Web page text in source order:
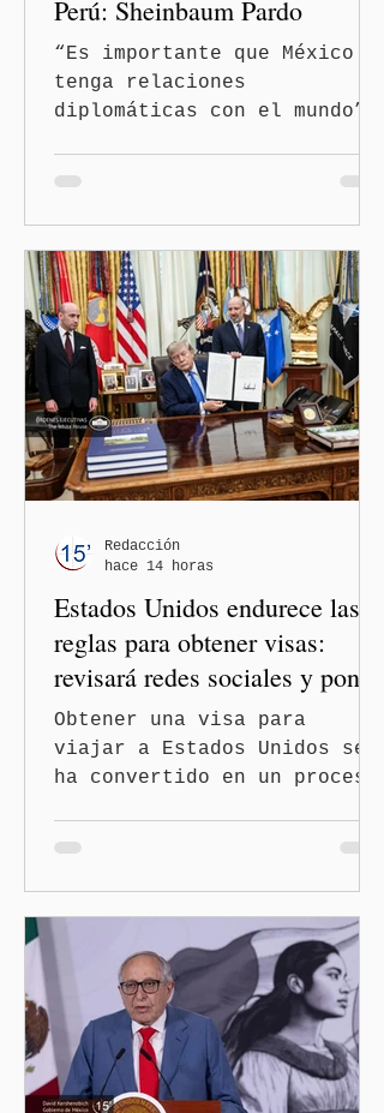
Perú: Sheinbaum Pardo
“Es importante que México
tenga relaciones
diplomáticas con el mundo”,
Sheinbaum Pardo anunció el
restablecimiento de las
relaciones diplomáticas
entre los gobiernos de
México y Perú. “Es
importante que más allá de
la orientación política de
los gobiernos —porque hay
orientaciones políticas de
los gobiernos, llegan por
— es importante que México
tenga relaciones
diplomáticas con el mu
Estados Unidos endurece las
reglas para obtener visas:
revisará redes sociales y pone
freno al Turismo de
Nacimiento
Obtener una visa para
viajar a Estados Unidos se
ha convertido en un proceso
Estado amplió la revisión
de la presencia digital de
los solicitantes, mientras
Washington busca cerrar el
paso al llamado “turismo de
nacimiento” y reforzar los
controles migratorios.
Redacción
hace 14 horas